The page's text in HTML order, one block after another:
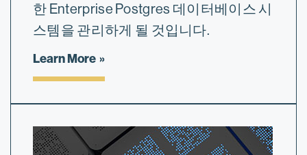
한 Enterprise Postgres 데이터베이스 시
스템을 관리하게 될 것입니다.
Learn More